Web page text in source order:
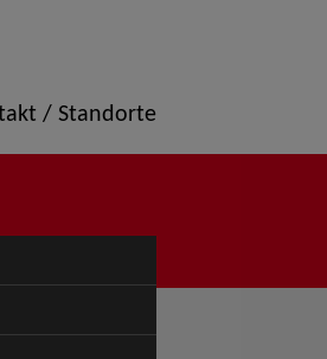
/ Standorte